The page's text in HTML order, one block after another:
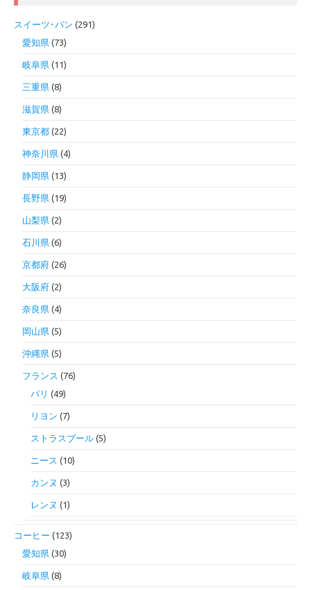
スイーツ･パン (291)
愛知県 (73)
岐阜県 (11)
三重県 (8)
滋賀県 (8)
東京都 (22)
神奈川県 (4)
静岡県 (13)
長野県 (19)
山梨県 (2)
石川県 (6)
京都府 (26)
大阪府 (2)
奈良県 (4)
岡山県 (5)
沖縄県 (5)
フランス (76)
パリ (49)
リヨン (7)
ストラスブール (5)
ニース (10)
カンヌ (3)
レンヌ (1)
コーヒー (123)
愛知県 (30)
岐阜県 (8)